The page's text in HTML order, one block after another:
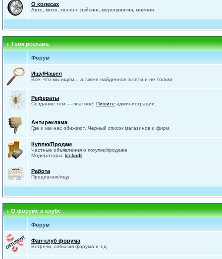
О колесах
Авто, мото, тюнинг, рэйсинг, мероприятия, мнения
Твоя реклама
Форум
Ищу/Нашел
Все, что мы ищем... а также найденное в сети и не только
Рефераты
Создание тем — платное! Пишите администрации.
Антиреклама
Где и как нас обижают. Черный список магазинов и фирм
Куплю/Продам
Частные объявления о покупке/продаже
Модераторы: krokodil
Работа
Предлагаю/ищу
О форуме и клубе
Форум
Фан-клуб форума
Встречи, события форума и т.д.